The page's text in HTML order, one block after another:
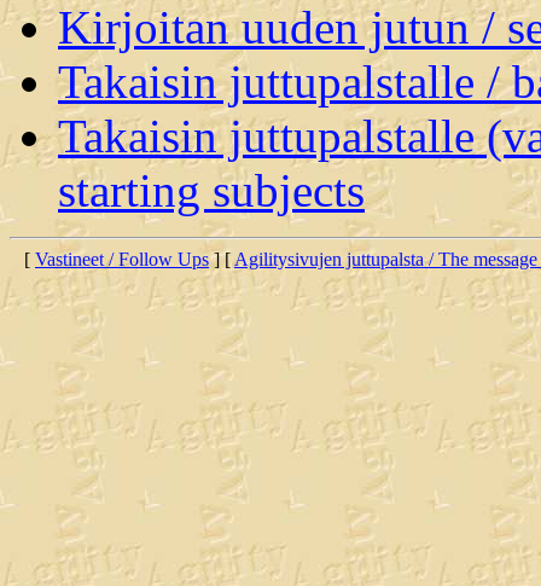
Kirjoitan uuden jutun /
Takaisin juttupalstalle /
Takaisin juttupalstalle
starting subjects
[ Vastineet / Follow Ups] [Agilitysivujen juttupalsta / The